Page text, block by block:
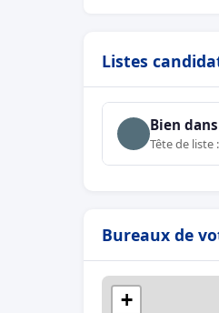
Listes
Bien
Tête de liste
Bureaux de
+